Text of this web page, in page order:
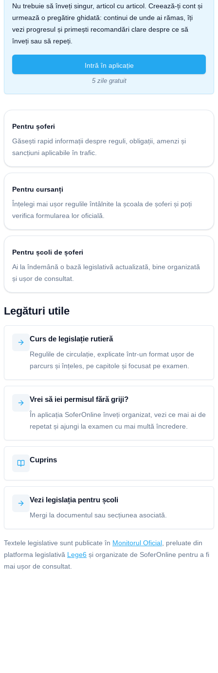
Nu trebuie să înveți singur, articol cu articol. Creează-ți cont și
urmează o pregătire ghidată: continui de unde ai rămas, îți
vezi progresul și primești recomandări clare despre ce să
înveți sau să repeți.
Intră în aplicație
5 zile gratuit
Pentru șoferi
Găsești rapid informații despre reguli, obligații, amenzi și
sancțiuni aplicabile în trafic.
Pentru cursanți
Înțelegi mai ușor regulile întâlnite la școala de șoferi și poți
verifica formularea lor oficială.
Pentru școli de șoferi
Ai la îndemână o bază legislativă actualizată, bine organizată
și ușor de consultat.
Legături utile
Curs de legislație rutieră
Regulile de circulație, explicate într-un format ușor de
parcurs și înțeles, pe capitole și focusat pe examen.
Vrei să iei permisul fără griji?
În aplicația SoferOnline înveți organizat, vezi ce mai ai de
repetat și ajungi la examen cu mai multă încredere.
Cuprins
Vezi legislația pentru școli
Mergi la documentul sau secțiunea asociată.
Textele legislative sunt publicate în Monitorul Oficial , preluate din
platforma legislativă Lege6 și organizate de SoferOnline pentru a fi
mai ușor de consultat.